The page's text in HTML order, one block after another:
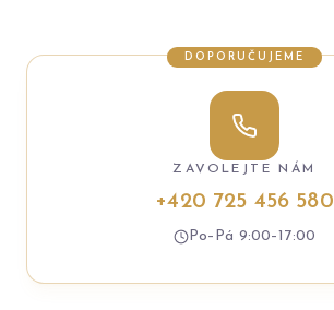
DOPORUČUJEME
ZAVOLEJTE NÁM
+420 725 456 580
Po–Pá 9:00–17:00